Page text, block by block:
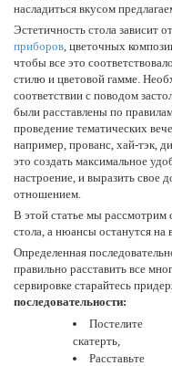
насладиться вкусом
Эстетичность стола зависит
приборов , цветочных
чтобы все это
стилю и цветовой гамме.
соответствии с поводом
были расставлены по
проведение тематических
например, прованс, хай-тэк,
это создать максимальное
настроение, и выразить свое
отношением.
В этой статье мы рассмотрим
стола, а нюансы останутся на
Определенная
правильно расставить все
сервировке старайтесь
последовательности:
Постелите
скатерть,
Расставьте